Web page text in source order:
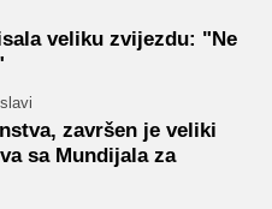
veliku zvijezdu: "Ne
završen je veliki
sa Mundijala za